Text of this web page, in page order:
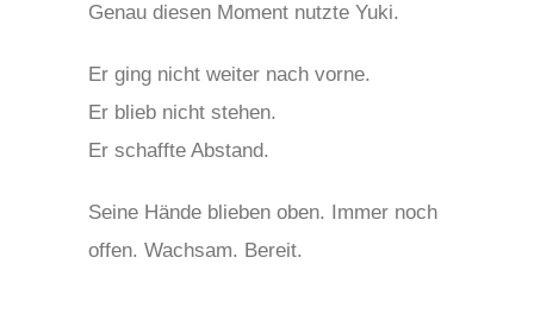
Genau diesen Moment nutzte Yuki.
Er ging nicht weiter nach vorne.
Er blieb nicht stehen.
Er schaffte Abstand.
Seine Hände blieben oben. Immer noch
offen. Wachsam. Bereit.